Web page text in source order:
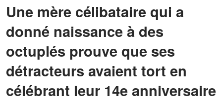
Une mère célibataire qui a
donné naissance à des
octuplés prouve que ses
détracteurs avaient tort en
célébrant leur 14e anniversaire